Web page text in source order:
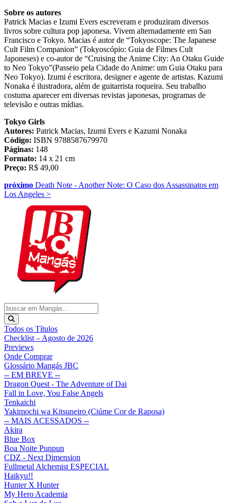
Sobre os autores
Patrick Macias e Izumi Evers escreveram e produziram diversos
livros sobre cultura pop japonesa. Vivem alternadamente em San
Francisco e Tokyo. Macias é autor de “Tokyoscope: The Japanese
Cult Film Companion” (Tokyoscópio: Guia de Filmes Cult
Japoneses) e co-autor de “Cruising the Anime City: An Otaku Guide
to Neo Tokyo”(Passeio pela Cidade do Anime: um Guia Otaku para
Neo Tokyo). Izumi é escritora, designer e agente de artistas. Kazumi
Nonaka é ilustradora, além de guitarrista roqueira. Seu trabalho
costuma aparecer em diversas revistas japonesas, programas de
televisão e outras mídias.
Tokyo Girls
Autores: Patrick Macias, Izumi Evers e Kazumi Nonaka
Código: ISBN 9788587679970
Páginas: 148
Formato: 14 x 21 cm
Preço: R$ 49,00
próximo Death Note - Another Note: O Caso dos Assassinatos em
Los Angeles >
Todos os Títulos
Checklist – Agosto de 2026
Previews
Onde Comprar
Glossário Mangás JBC
-- EM BREVE --
Dragon Quest - The Adventure of Dai
Fall in Love, You False Angels
Tenkaichi
Yakimochi wa Kitsuneiro (Ciúme Cor de Raposa)
-- MAIS ACESSADOS --
Akira
Blue Box
Boa Noite Punpun
CDZ - Next Dimension
Fullmetal Alchemist ESPECIAL
Haikyu!!
Hunter X Hunter
My Hero Academia